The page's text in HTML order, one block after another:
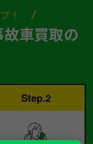
！
車買取の
Step.2